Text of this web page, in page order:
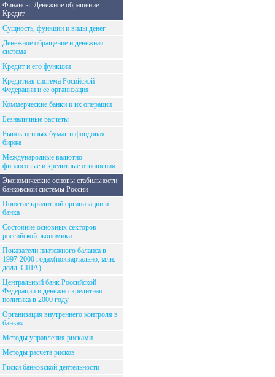
Финансы. Денежное обращение.
Кредит
Сущность, функции и виды денег
Денежное обращение и денежная
система
Кредит и его функции
Кредитная система Росийской
Федерации и ее организация
Коммерческие банки и их операции
Безналичные расчеты
Рынок ценных бумаг и фондовая
биржа
Международные валютно-
финансовые и кредитные отношения
Экономические основы стабильности
банковской системы России
Понятие кридитной организации и
банка
Состояние основных секторов
российской экономики
Показатели платежного баланса в
1997-2000 годах(поквартально, млн.
долл. США)
Центральный банк Российской
Федерации и денежно-кредитная
политика в 2000 году
Организация внутреннего контроля в
банках
Методы управления рисками
Методы расчета рисков
Риски банковской деятельности